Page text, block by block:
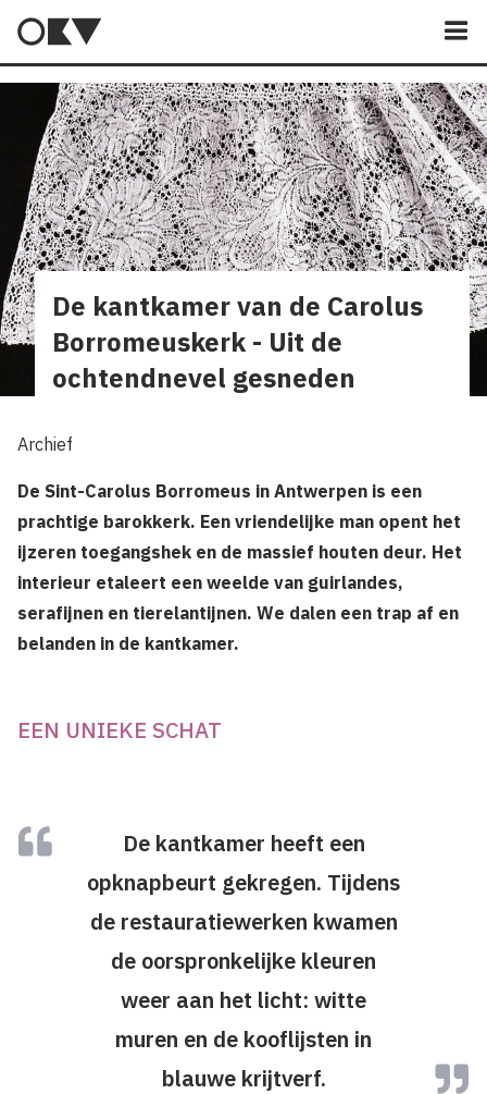
De kantkamer van de Carolus
Borromeuskerk - Uit de
ochtendnevel gesneden
Archief
De Sint-Carolus Borromeus in Antwerpen is een
prachtige barokkerk. Een vriendelijke man opent het
ijzeren toegangshek en de massief houten deur. Het
interieur etaleert een weelde van guirlandes,
serafijnen en tierelantijnen. We dalen een trap af en
belanden in de kantkamer.
EEN UNIEKE SCHAT
De kantkamer heeft een
opknapbeurt gekregen. Tijdens
de restauratiewerken kwamen
de oorspronkelijke kleuren
weer aan het licht: witte
muren en de kooflijsten in
blauwe krijtverf.